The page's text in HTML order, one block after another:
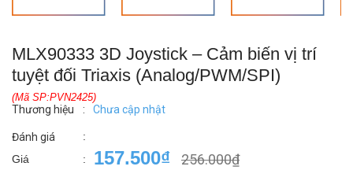
MLX90333 3D Joystick – Cảm biến vị trí
tuyệt đối Triaxis (Analog/PWM/SPI)
(Mã SP:PVN2425)
Thương hiệu : Chưa cập nhật
Đánh giá
:
Giá
: 157.500₫ 256.000₫